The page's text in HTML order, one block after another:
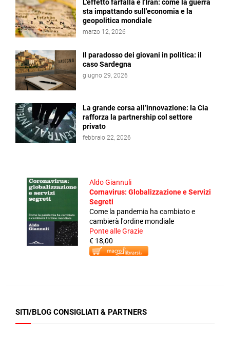
L’effetto farfalla e l'Iran: come la guerra
sta impattando sull'economia e la
geopolitica mondiale
marzo 12, 2026
Il paradosso dei giovani in politica: il
caso Sardegna
giugno 29, 2026
La grande corsa all’innovazione: la Cia
rafforza la partnership col settore
privato
febbraio 22, 2026
Aldo Giannuli
Cornavirus: Globalizzazione e Servizi
Segreti
Come la pandemia ha cambiato e
cambierà l'ordine mondiale
Ponte alle Grazie
€ 18,00
SITI/BLOG CONSIGLIATI & PARTNERS